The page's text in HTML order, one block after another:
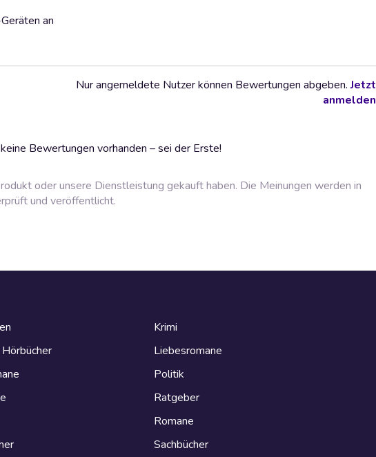
an
Bewertungen vorhanden – sei der Erste!
Nur angemeldete Nutzer können Bewertungen abgeben.Jetzt
anmelden
oder unsere Dienstleistung gekauft haben. Die Meinungen werden in
und veröffentlicht.
Krimi
Liebesromane
Politik
Ratgeber
Romane
Sachbücher